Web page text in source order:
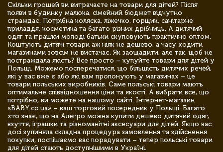
Скільки грошей ви витрачаєте на товари для дітей? Після
появи в будинку малюка, сімейний бюджет відчутно
страждає. Потрібна коляска, ліжечко, горщик, санітарне
приладдя, косметика та багато різних дрібниць. А дитячий
одяг та іграшки молоді батьки скуповують практично оптом.
Коштують дитячі товари аж ніяк не дешево, а часу ходити
магазинами зовсім не вистачає. Як заощадити, але так, щоб не
постраждала якість? Все просто – купуйте товари для дітей у
Польщі. Можемо посперечатися, що більшість дитячих речей,
які у вас вже є або які вам пропонують у магазинах – це
товари польських виробників. Саме польські товари мають
оптимальне співвідношення ціни та якості. А вибрати все, що
потрібно, ви можете на нашому сайті. Інтернет-магазин
«BABY.co.ua» – ваш торговий посередник у Польщі. Багато
хто знає, що на Алегро можна купити дешево дитячий одяг,
взуття, іграшки та різноманітні аксесуари для дітей. Якщо вас
досі зупиняла складна процедура замовлення та здійснення
покупки, поспішаємо вас порадувати – тепер польські товари
для дітей стають доступнішими в Україні.